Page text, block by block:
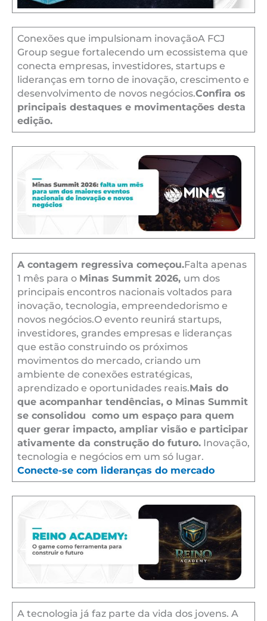
Conexões que impulsionam inovaçãoA FCJ
Group segue fortalecendo um ecossistema que
conecta empresas, investidores, startups e
lideranças em torno de inovação, crescimento e
desenvolvimento de novos negócios.Confira os
principais destaques e movimentações desta
edição.
A contagem regressiva começou.Falta apenas
1 mês para o Minas Summit 2026, um dos
principais encontros nacionais voltados para
inovação, tecnologia, empreendedorismo e
novos negócios.O evento reunirá startups,
investidores, grandes empresas e lideranças
que estão construindo os próximos
movimentos do mercado, criando um
ambiente de conexões estratégicas,
aprendizado e oportunidades reais.Mais do
que acompanhar tendências, o Minas Summit
se consolidou como um espaço para quem
quer gerar impacto, ampliar visão e participar
ativamente da construção do futuro.Inovação,
tecnologia e negócios em um só lugar.
Conecte-se com lideranças do mercado
A tecnologia já faz parte da vida dos jovens. A